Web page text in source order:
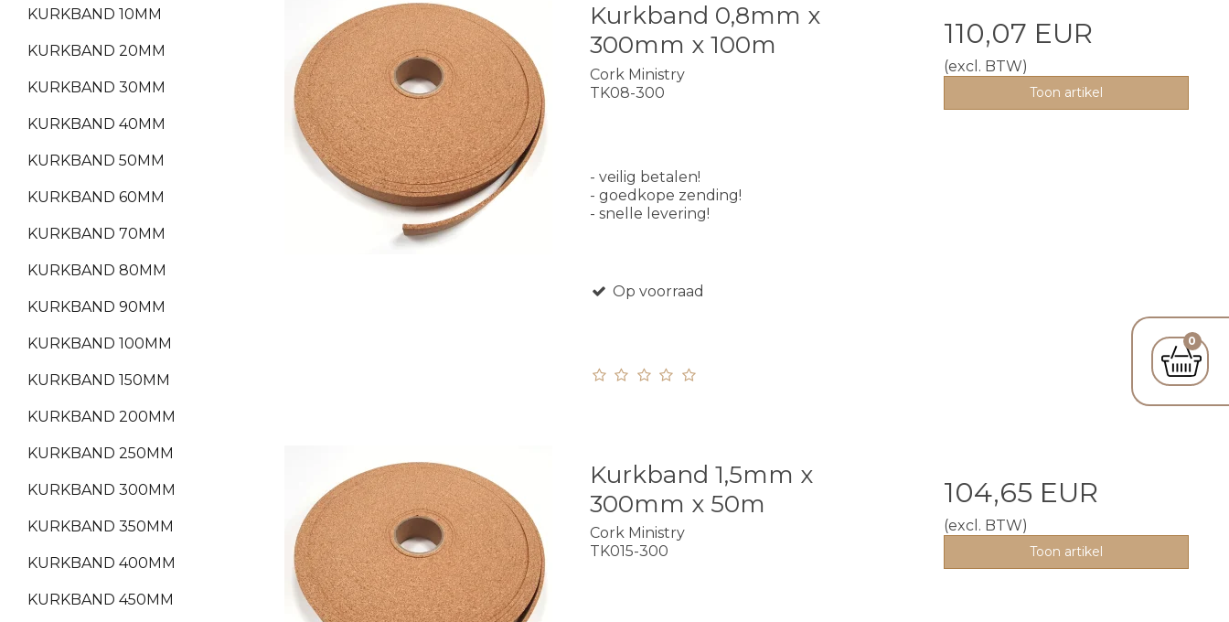
0
KURKBAND 10MM
KURKBAND 20MM
KURKBAND 30MM
KURKBAND 40MM
KURKBAND 50MM
KURKBAND 60MM
KURKBAND 70MM
KURKBAND 80MM
KURKBAND 90MM
KURKBAND 100MM
KURKBAND 150MM
KURKBAND 200MM
KURKBAND 250MM
KURKBAND 300MM
KURKBAND 350MM
KURKBAND 400MM
KURKBAND 450MM
Kurkband 0,8mm x
300mm x 100m
Cork Ministry
TK08-300
- veilig betalen!
- goedkope zending!
- snelle levering!
Op voorraad
110,07 EUR
(excl. BTW)
Toon artikel
Kurkband 1,5mm x
300mm x 50m
Cork Ministry
TK015-300
104,65 EUR
(excl. BTW)
Toon artikel